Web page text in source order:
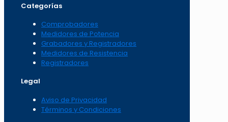
Categorías
Comprobadores
Medidores de Potencia
Grabadores y Registradores
Medidores de Resistencia
Registradores
Legal
Aviso de Privacidad
Términos y Condiciones